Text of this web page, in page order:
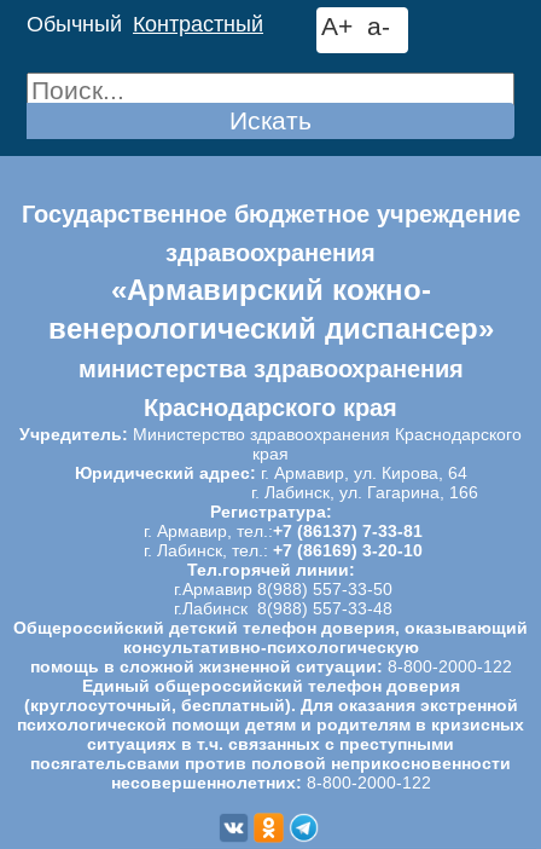
Обычный Контрастный A+ a-
Искать
Государственное бюджетное учреждение
здравоохранения
«Армавирский кожно-
венерологический диспансер»
министерства здравоохранения
Краснодарского края
Учредитель: Министерство здравоохранения Краснодарского
края
Юридический адрес: г. Армавир, ул. Кирова, 64
г. Лабинск, ул. Гагарина, 166
Регистратура:
г. Армавир, тел.:+7 (86137) 7-33-81
г. Лабинск, тел.: +7 (86169) 3-20-10
Тел.горячей линии:
г.Армавир 8(988) 557-33-50
г.Лабинск 8(988) 557-33-48
Общероссийский детский телефон доверия, оказывающий
консультативно-психологическую
помощь в сложной жизненной ситуации: 8-800-2000-122
Единый общероссийский телефон доверия
(круглосуточный, бесплатный). Для оказания экстренной
психологической помощи детям и родителям в кризисных
ситуациях в т.ч. связанных с преступными
посягательсвами против половой неприкосновенности
несовершеннолетних: 8-800-2000-122